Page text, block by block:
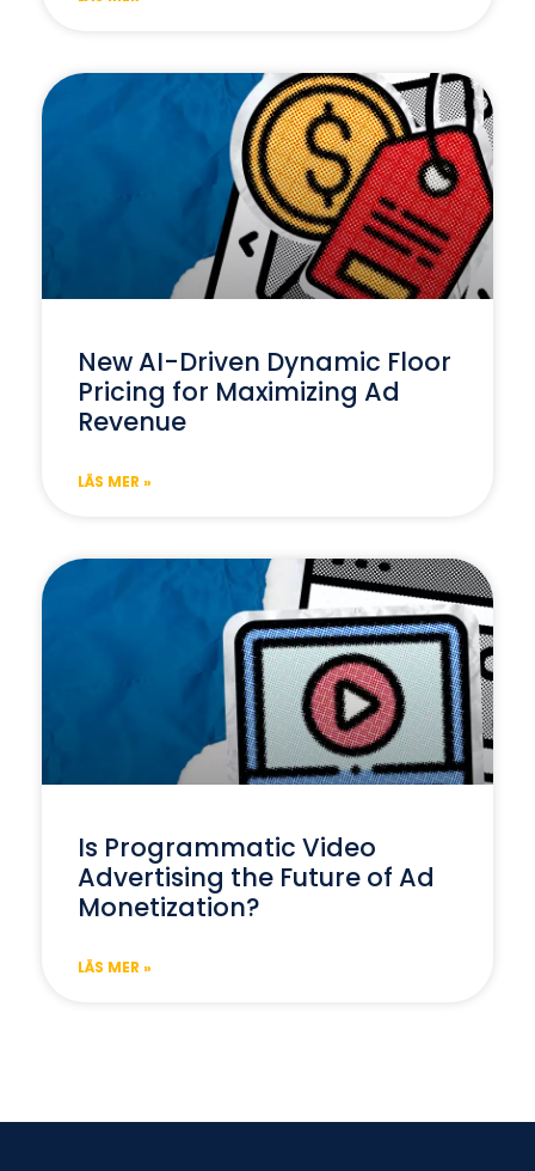
New AI-Driven Dynamic Floor
Pricing for Maximizing Ad
Revenue
LÄS MER »
Is Programmatic Video
Advertising the Future of Ad
Monetization?
LÄS MER »